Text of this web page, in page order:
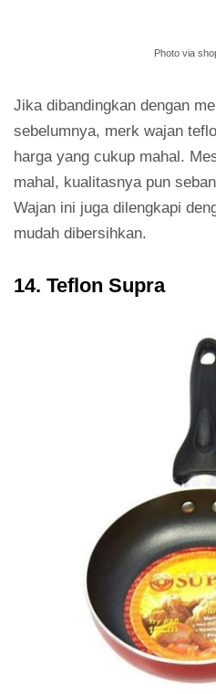
Photo via
Jika dibandingkan dengan
sebelumnya, merk wajan
harga yang cukup mahal.
mahal, kualitasnya pun
Wajan ini juga dilengkapi
mudah dibersihkan.
14. Teflon Supra